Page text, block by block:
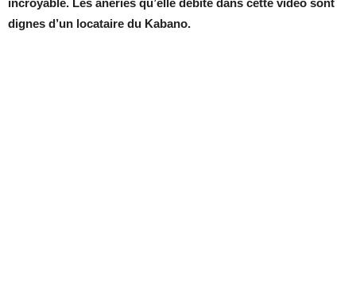
incroyable. Les âneries qu’elle débité dans cette vidéo sont
dignes d’un locataire du Kabano.